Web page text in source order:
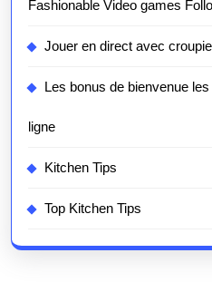
Fashionable Video games
Jouer en direct avec
Les bonus de bienvenue
ligne
Kitchen Tips
Top Kitchen Tips